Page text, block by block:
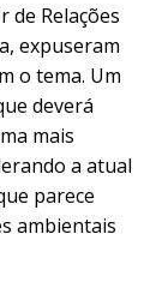
de Relações
expuseram
o tema. Um
deverá
mais
a atual
parece
ambientais